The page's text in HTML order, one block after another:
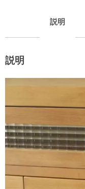
説明
説明